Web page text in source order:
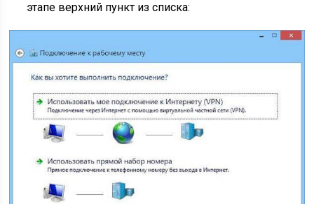
этапе верхний пункт из списка: